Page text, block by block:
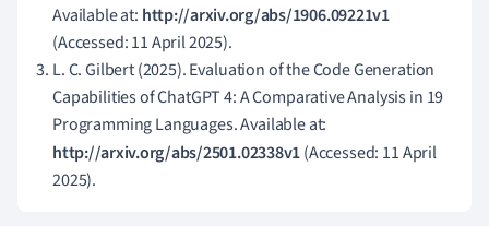
Available at: http://arxiv.org/abs/1906.09221v1
(Accessed: 11 April 2025).
L. C. Gilbert (2025). Evaluation of the Code Generation
Capabilities of ChatGPT 4: A Comparative Analysis in 19
Programming Languages. Available at:
http://arxiv.org/abs/2501.02338v1(Accessed: 11 April
2025).